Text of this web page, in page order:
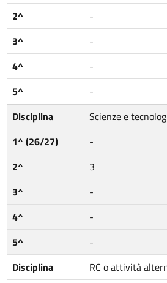
2^
-
3^
-
4^
-
5^
-
Disciplina
Scienze e
1^ (26/27)
-
2^
3
3^
-
4^
-
5^
-
Disciplina
RC o attività